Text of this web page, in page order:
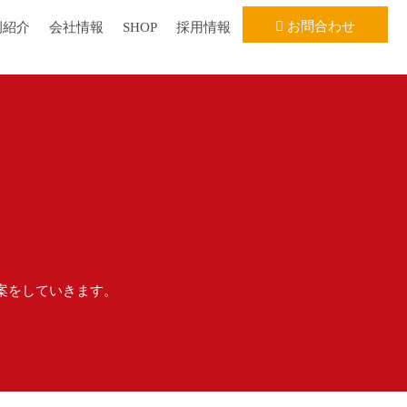
介 会社情報 SHOP 採用情報 お問合わせ
していきます。